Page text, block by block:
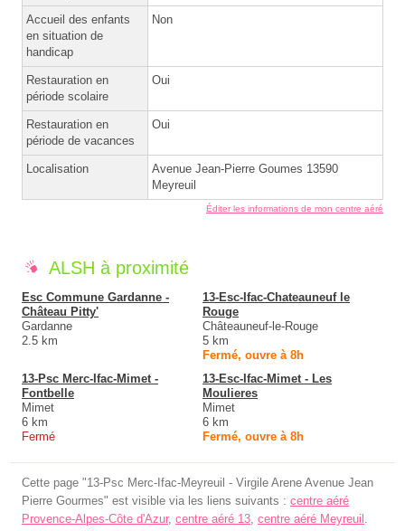
Accueil des enfants
en situation de
handicap
Non
Restauration en
période scolaire
Oui
Restauration en
période de vacances
Oui
Localisation
Avenue Jean-Pierre Goumes 13590
Meyreuil
Éditer les informations de mon centre aéré
ALSH à proximité
Esc Commune Gardanne -
Château Pitty'
Gardanne
2.5 km
13-Esc-Ifac-Chateauneuf le
Rouge
Châteauneuf-le-Rouge
5 km
Fermé, ouvre à 8h
13-Psc Merc-Ifac-Mimet -
Fontbelle
Mimet
6 km
Fermé
13-Esc-Ifac-Mimet - Les
Moulieres
Mimet
6 km
Fermé, ouvre à 8h
Cette page "13-Psc Merc-Ifac-Meyreuil - Virgile Arene Avenue Jean
Pierre Gourmes" est visible via les liens suivants : centre aéré
Provence-Alpes-Côte d'Azur, centre aéré 13, centre aéré Meyreuil .